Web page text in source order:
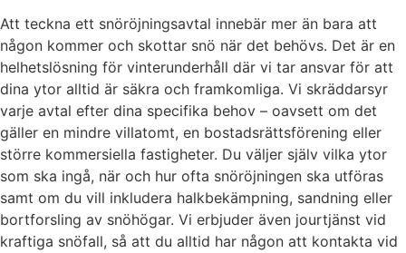
Att teckna ett snöröjningsavtal innebär mer än bara att
någon kommer och skottar snö när det behövs. Det är en
helhetslösning för vinterunderhåll där vi tar ansvar för att
dina ytor alltid är säkra och framkomliga. Vi skräddarsyr
varje avtal efter dina specifika behov – oavsett om det
gäller en mindre villatomt, en bostadsrättsförening eller
större kommersiella fastigheter. Du väljer själv vilka ytor
som ska ingå, när och hur ofta snöröjningen ska utföras
samt om du vill inkludera halkbekämpning, sandning eller
bortforsling av snöhögar. Vi erbjuder även jourtjänst vid
kraftiga snöfall, så att du alltid har någon att kontakta vid